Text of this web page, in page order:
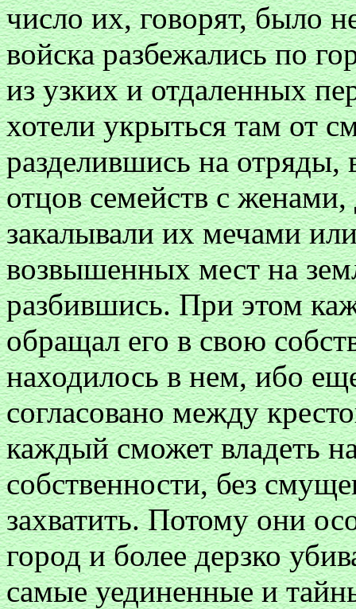
число их, говорят, было
войска разбежались по
из узких и отдаленных
хотели укрыться там от
разделившись на отряды,
отцов семейств с
закалывали их мечами
возвышенных мест на
разбившись. При этом
обращал его в свою
находилось в нем, ибо
согласовано между
каждый сможет владеть
собственности, без
захватить. Потому они
город и более дерзко
самые уединенные и